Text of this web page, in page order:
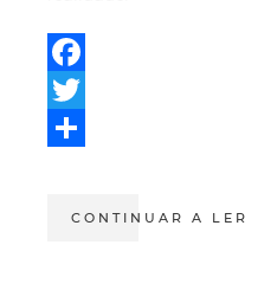
Facebook
Twitter
CONTINUAR A LER